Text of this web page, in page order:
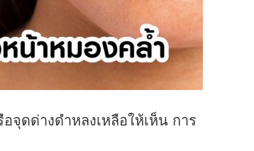
จุดด่างดำหลงเหลือให้เห็น การ